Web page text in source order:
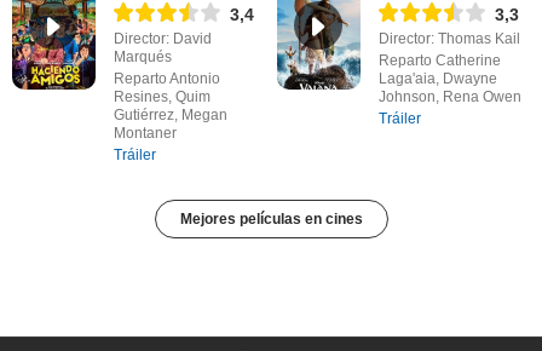
3,4
Director: David
Marqués
Reparto Antonio
Resines, Quim
Gutiérrez, Megan
Montaner
Tráiler
3,3
Director: Thomas Kail
Reparto Catherine
Laga'aia, Dwayne
Johnson, Rena Owen
Tráiler
Mejores películas en cines